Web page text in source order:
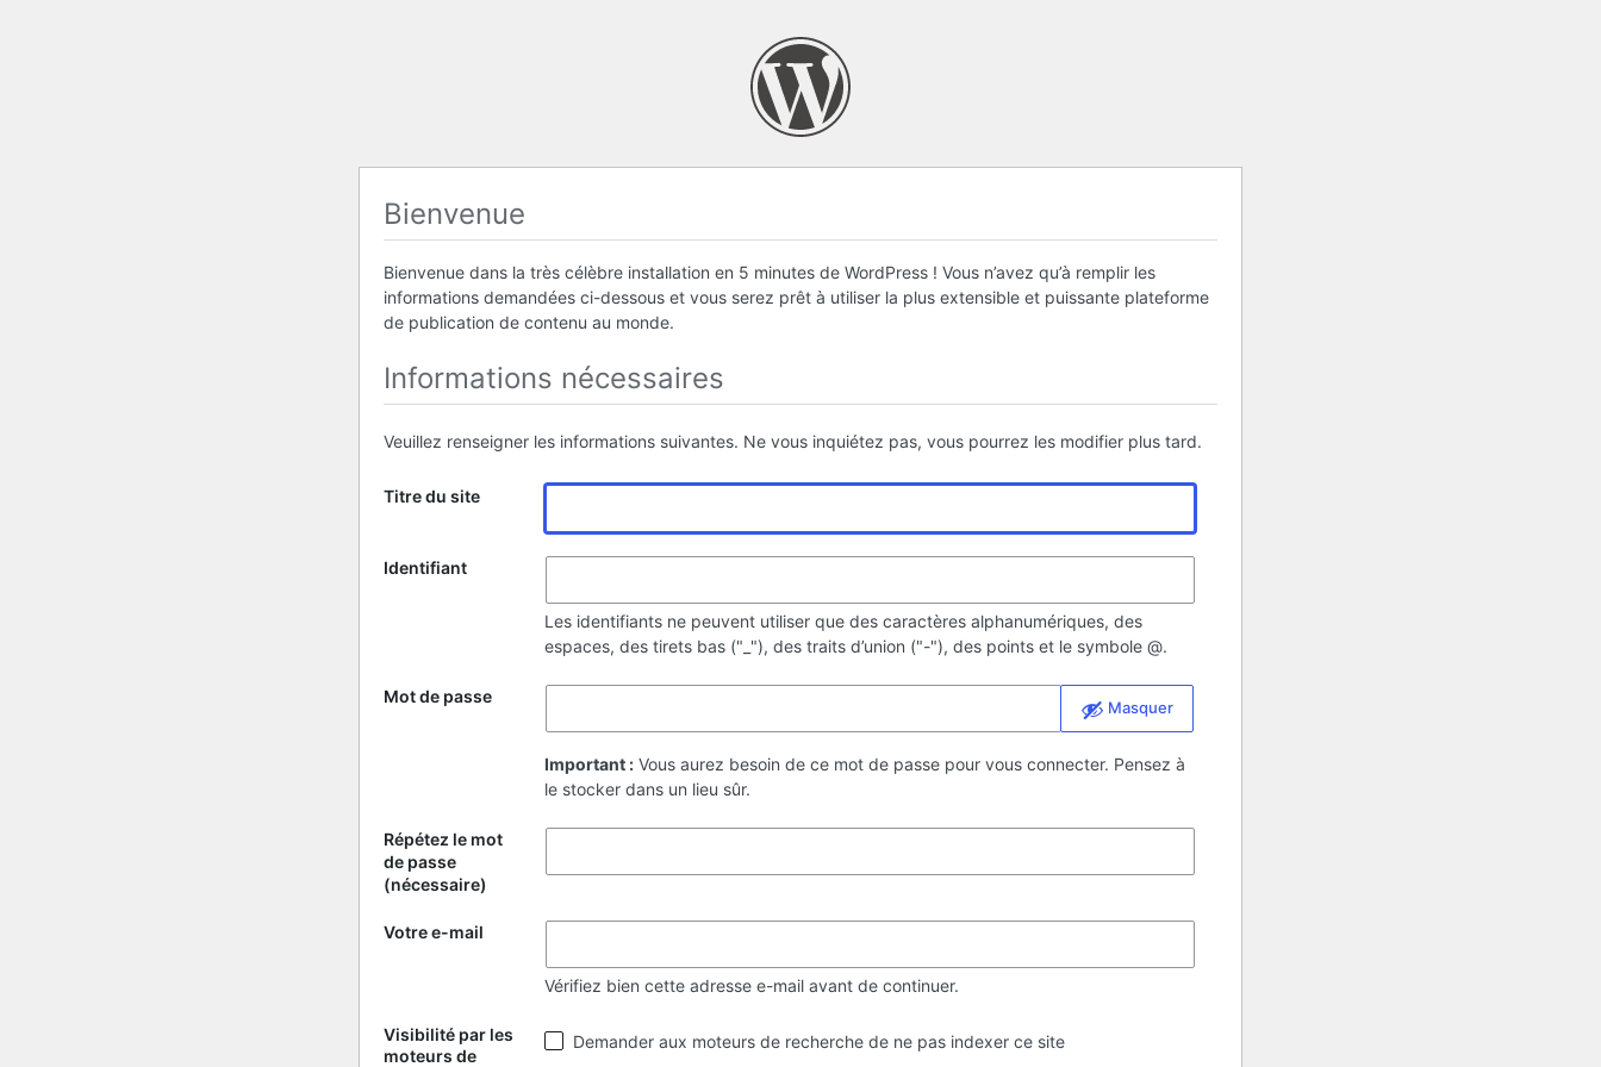
Bienvenue
Bienvenue dans la très célèbre installation en 5 minutes de WordPress ! Vous n’avez qu’à remplir les
informations demandées ci-dessous et vous serez prêt à utiliser la plus extensible et puissante plateforme
de publication de contenu au monde.
Informations nécessaires
Veuillez renseigner les informations suivantes. Ne vous inquiétez pas, vous pourrez les modifier plus tard.
Titre du site
Identifiant
Les identifiants ne peuvent utiliser que des caractères alphanumériques, des
espaces, des tirets bas ("_"), des traits d’union ("-"), des points et le symbole @.
Mot de passe
Masquer
Important : Vous aurez besoin de ce mot de passe pour vous connecter. Pensez à
le stocker dans un lieu sûr.
Répétez le mot
de passe
(nécessaire)
Votre e-mail
Vérifiez bien cette adresse e-mail avant de continuer.
Visibilité par les
moteurs de
Visibilité
par
Demander aux moteurs de recherche de ne pas indexer ce site